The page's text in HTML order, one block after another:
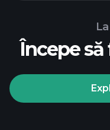
Începe